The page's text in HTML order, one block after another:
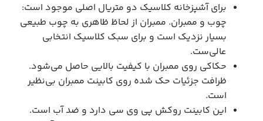
برای آشپزخانه کلاسیک دو متریال اصلی موجود است:
چوب و ممبران. ممبران از لحاظ ظاهری به چوب طبیعی
بسیار نزدیک است و برای سبک کلاسیک انتخابی
عالی‌ست.
حکاکی روی ممبران با کیفیت بالایی حاصل می‌شود.
ظرافت جزئیات حک شده روی کابینت ممبران بی‌نظیر
است.
این کابینت روکش پی وی سی دارد و ضد آب است.